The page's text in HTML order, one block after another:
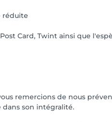
réduite
Card, Twint ainsi que
remercions de nous
dans son intégralité.